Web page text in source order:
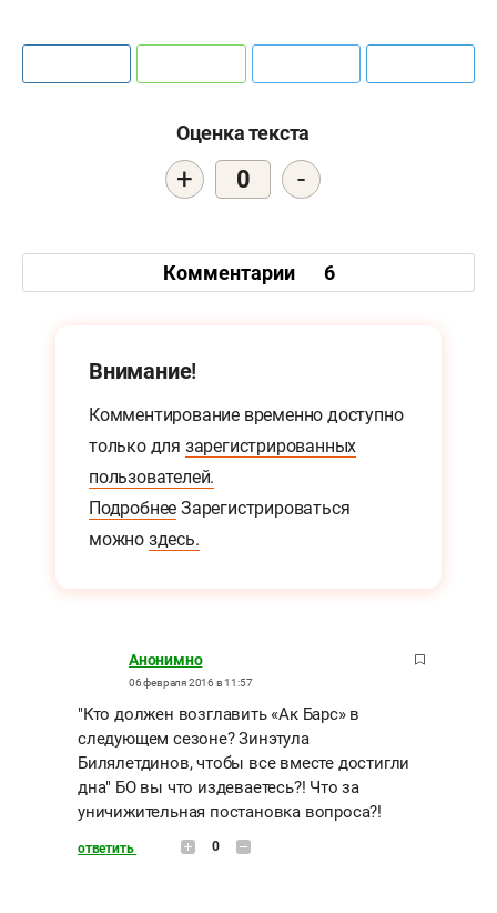
Оценка текста
+ 0 -
Комментарии 6
Внимание!
Комментирование временно доступно
только для зарегистрированных
пользователей.
Подробнее Зарегистрироваться
можно здесь.
Анонимно
06 февраля 2016 в 11:57
"Кто должен возглавить «Ак Барс» в
следующем сезоне? Зинэтула
Билялетдинов, чтобы все вместе достигли
дна" БО вы что издеваетесь?! Что за
уничижительная постановка вопроса?!
ответить 0